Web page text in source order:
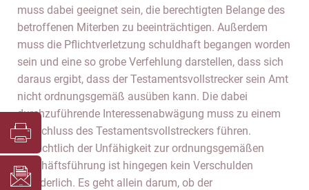
muss dabei geeignet sein, die berechtigten Belange des
betroffenen Miterben zu beeinträchtigen. Außerdem
muss die Pflichtverletzung schuldhaft begangen worden
sein und eine so grobe Verfehlung darstellen, dass sich
daraus ergibt, dass der Testamentsvollstrecker sein Amt
nicht ordnungsgemäß ausüben kann. Die dabei
durchzuführende Interessenabwägung muss zu einem
Ausschluss des Testamentsvollstreckers führen.
Hinsichtlich der Unfähigkeit zur ordnungsgemäßen
Geschäftsführung ist hingegen kein Verschulden
erforderlich. Es geht allein darum, ob der